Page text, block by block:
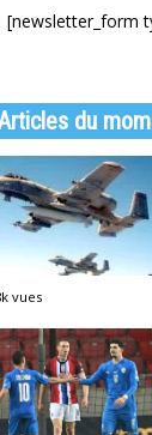
[newsletter_form
du
vues